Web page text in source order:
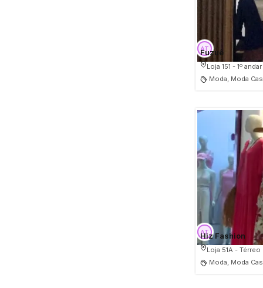
Fuzuê
Loja 151 - 1º andar
Moda, Moda
Hiz Fashion
Loja 51A - Térreo
Moda, Moda